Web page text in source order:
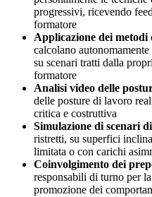
progressivi, ricevendo
formatore
Applicazione dei metodi
calcolano
su scenari tratti dalla
formatore
Analisi video delle
delle posture di lavoro
critica e costruttiva
Simulazione di scenari
ristretti, su superfici
limitata o con carichi
Coinvolgimento dei
responsabili di turno per
promozione dei